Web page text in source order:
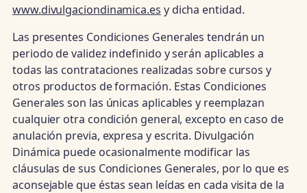
www.divulgaciondinamica.es y dicha entidad.
Las presentes Condiciones Generales tendrán un
periodo de validez indefinido y serán aplicables a
todas las contrataciones realizadas sobre cursos y
otros productos de formación. Estas Condiciones
Generales son las únicas aplicables y reemplazan
cualquier otra condición general, excepto en caso de
anulación previa, expresa y escrita. Divulgación
Dinámica puede ocasionalmente modificar las
cláusulas de sus Condiciones Generales, por lo que es
aconsejable que éstas sean leídas en cada visita de la